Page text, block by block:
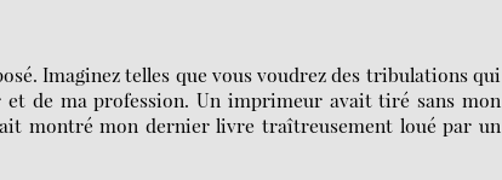
Imaginez telles que vous voudrez des tribulations qui
de ma profession. Un imprimeur avait tiré sans mon
montré mon dernier livre traîtreusement loué par un